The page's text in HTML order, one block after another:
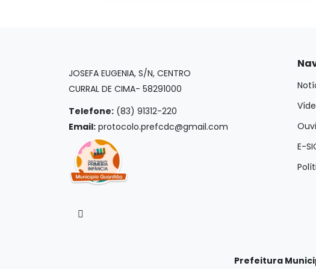
JOSEFA EUGENIA, S/N, CENTRO
CURRAL DE CIMA- 58291000
Telefone: (83) 91312-220
Email: protocolo.prefcdc@gmail.com
E-
Prefeitura